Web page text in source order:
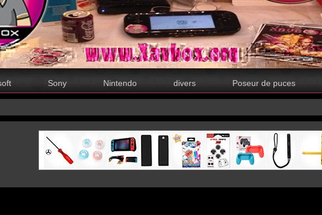
Sony Nintendo divers Poseur de puces